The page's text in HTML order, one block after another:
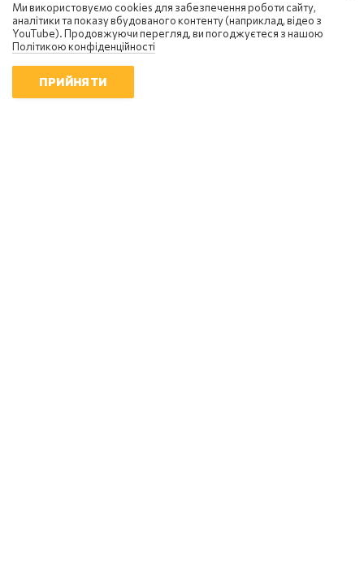
Ми використовуємо cookies для забезпечення роботи сайту,
аналітики та показу вбудованого контенту (наприклад, відео з
YouTube). Продовжуючи перегляд, ви погоджуєтеся з нашою
Політикою конфіденційності
ПРИЙНЯТИ